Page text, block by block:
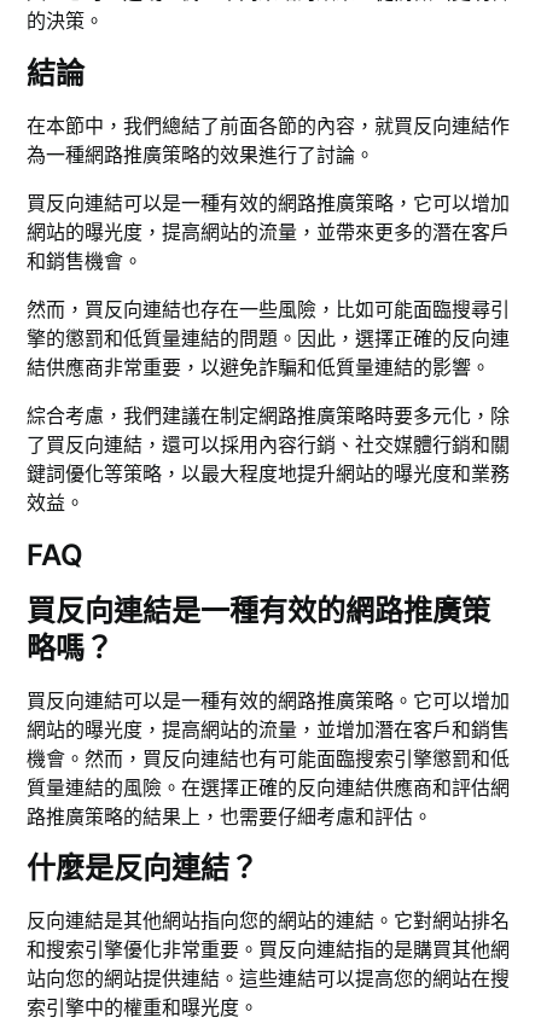
的決策。
結論
在本節中，我們總結了前面各節的內容，就買反向連結作
為一種網路推廣策略的效果進行了討論。
買反向連結可以是一種有效的網路推廣策略，它可以增加
網站的曝光度，提高網站的流量，並帶來更多的潛在客戶
和銷售機會。
然而，買反向連結也存在一些風險，比如可能面臨搜尋引
擎的懲罰和低質量連結的問題。因此，選擇正確的反向連
結供應商非常重要，以避免詐騙和低質量連結的影響。
綜合考慮，我們建議在制定網路推廣策略時要多元化，除
了買反向連結，還可以採用內容行銷、社交媒體行銷和關
鍵詞優化等策略，以最大程度地提升網站的曝光度和業務
效益。
FAQ
買反向連結是一種有效的網路推廣策
略嗎？
買反向連結可以是一種有效的網路推廣策略。它可以增加
網站的曝光度，提高網站的流量，並增加潛在客戶和銷售
機會。然而，買反向連結也有可能面臨搜索引擎懲罰和低
質量連結的風險。在選擇正確的反向連結供應商和評估網
路推廣策略的結果上，也需要仔細考慮和評估。
什麼是反向連結？
反向連結是其他網站指向您的網站的連結。它對網站排名
和搜索引擎優化非常重要。買反向連結指的是購買其他網
站向您的網站提供連結。這些連結可以提高您的網站在搜
索引擎中的權重和曝光度。